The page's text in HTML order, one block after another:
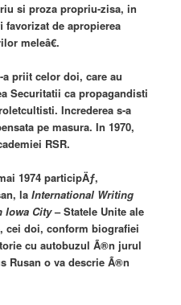
si proza propriu-zisa, in
de apropierea
meleâ€.
priit celor doi, care au
Securitatii ca propagandisti
Increderea s-a
pe masura. In 1970,
RSR.
1974 participÄƒ,
laInternational Writing
Iowa City– Statele Unite ale
cei doi, conform biografiei
cu autobuzul Ã®n jurul
Rusan o va descrie Ã®n